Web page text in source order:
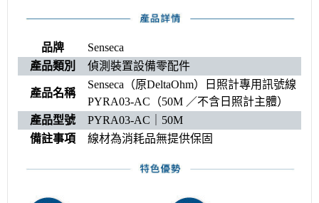
品牌
Senseca
產品類別
偵測裝置設備零配件
產品名稱
Senseca（原DeltaOhm）日照計專用訊號線
PYRA03-AC（50M ／不含日照計主體）
產品型號
PYRA03-AC｜50M
備註事項
線材為消耗品無提供保固